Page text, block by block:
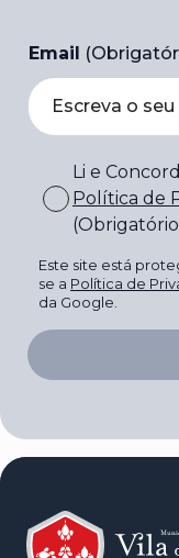
Email
Li e
Política de
Este site está
se a Política de
da Google.